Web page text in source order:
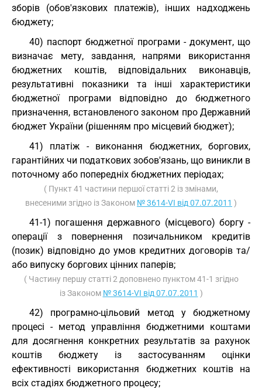
зборів (обов'язкових платежів), інших надходжень
бюджету;
40) паспорт бюджетної програми - документ, що
визначає мету, завдання, напрями використання
бюджетних коштів, відповідальних виконавців,
результативні показники та інші характеристики
бюджетної програми відповідно до бюджетного
призначення, встановленого законом про Державний
бюджет України (рішенням про місцевий бюджет);
41) платіж - виконання бюджетних, боргових,
гарантійних чи податкових зобов'язань, що виникли в
поточному або попередніх бюджетних періодах;
( Пункт 41 частини першої статті 2 із змінами,
внесеними згідно із Законом № 3614-VI від 07.07.2011 )
41-1) погашення державного (місцевого) боргу -
операції з повернення позичальником кредитів
(позик) відповідно до умов кредитних договорів та/
або випуску боргових цінних паперів;
( Частину першу статті 2 доповнено пунктом 41-1 згідно
із Законом № 3614-VI від 07.07.2011 )
42) програмно-цільовий метод у бюджетному
процесі - метод управління бюджетними коштами
для досягнення конкретних результатів за рахунок
коштів бюджету із застосуванням оцінки
ефективності використання бюджетних коштів на
всіх стадіях бюджетного процесу;